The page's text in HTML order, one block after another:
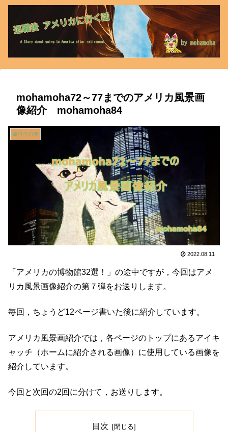
mohamoha72～77までのアメリカ風景画
像紹介 mohamoha84
旅行その他
2022.08.11
「アメリカの博物館32選！」の途中ですが，今回はアメ
リカ風景画像紹介の第７弾をお送りします。
毎回，ちょうど12ページ書いた後に紹介しています。
アメリカ風景画紹介では，各ページのトップにあるアイキ
ャッチ（ホームに紹介される画像）に使用している画像を
紹介しています。
今回と次回の2回に分けて，お送りします。
目次